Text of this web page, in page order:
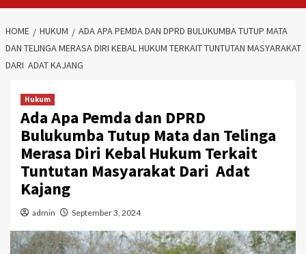
HOME HUKUM
ADA APA PEMDA DAN DPRD BULUKUMBA TUTUP MATA
DAN TELINGA MERASA DIRI KEBAL HUKUM TERKAIT TUNTUTAN MASYARAKAT
DARI ADAT KAJANG
Hukum
Ada Apa Pemda dan DPRD
Bulukumba Tutup Mata dan Telinga
Merasa Diri Kebal Hukum Terkait
Tuntutan Masyarakat Dari Adat
Kajang
admin September 3, 2024